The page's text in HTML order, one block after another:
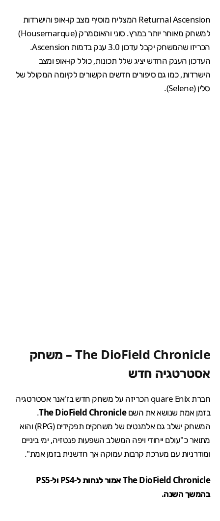
Returnal Ascension המצליח מוסיף מצב קו-אופ והישרדות
למשחק מאוחר יותר במרץ. סוני והאוסמרק (Housemarque)
הכריזו שהמשחק יקבל עדכון 3.0 ענק בדמות Ascension.
העדכון הענק החדש יציג שלל תכונות, כולל קו-אופ ומצב
הישרדות, כמו גם סיפורים חדשים הקשורים לקיומה המקולל של
סלין (Selene).
The DioField Chronicle– משחק
אסטרטגיה חדש
חברת quare Enix הכריזה על משחק חדש בז'אנר אסטרטגיה
בזמן אמת שנושא את השםThe DioField Chronicle
.
המשחק ישלב גם אלמנטים של משחקים תפקידים (RPG) והוא
מתואר כ"עולם ייחודי ויפה המשלב השפעות פנטזיה, ימי ביניים
ומודרניות עם מערכת קרבות עמוקה אך חדשנית בזמן אמת".
The DioField Chronicle אמור לנחות ל-PS4 ול-PS5
בהמשך השנה.